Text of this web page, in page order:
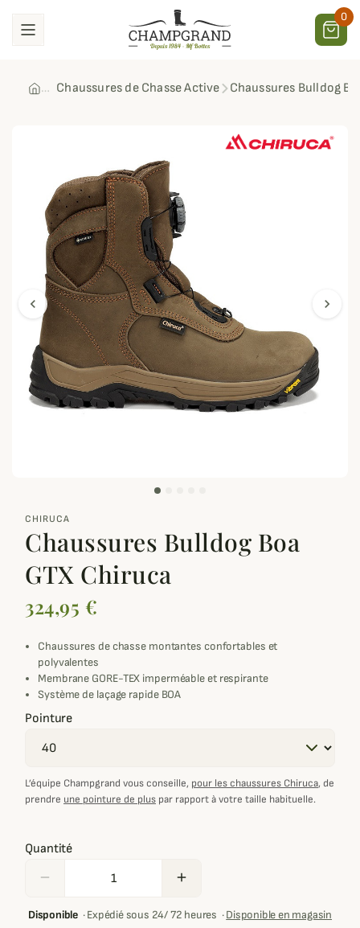
0
Chaussures de Chasse Active Chaussures Bulldog
chevron_left chevron_right
CHIRUCA
Chaussures Bulldog Boa
GTX Chiruca
324,95 €
Chaussures de chasse montantes confortables et
polyvalentes
Membrane GORE-TEX imperméable et respirante
Système de laçage rapide BOA
Pointure
L’équipe Champgrand vous conseille, pour les chaussures Chiruca, de
prendre une pointure de plus par rapport à votre taille habituelle.
Quantité
remove add
Disponible·Expédié sous 24/ 72 heures ·Disponible en magasin